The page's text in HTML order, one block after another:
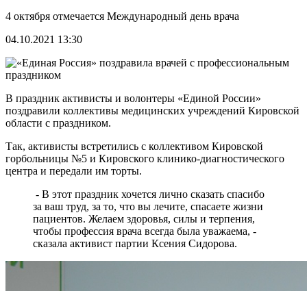
4 октября отмечается Международный день врача
04.10.2021 13:30
В праздник активисты и волонтеры «Единой России»
поздравили коллективы медицинских учреждений Кировской
области с праздником.
Так, активисты встретились с коллективом Кировской
горбольницы №5 и Кировского клинико-диагностического
центра и передали им торты.
- В этот праздник хочется лично сказать спасибо
за ваш труд, за то, что вы лечите, спасаете жизни
пациентов. Желаем здоровья, силы и терпения,
чтобы профессия врача всегда была уважаема, -
сказала активист партии Ксения Сидорова.